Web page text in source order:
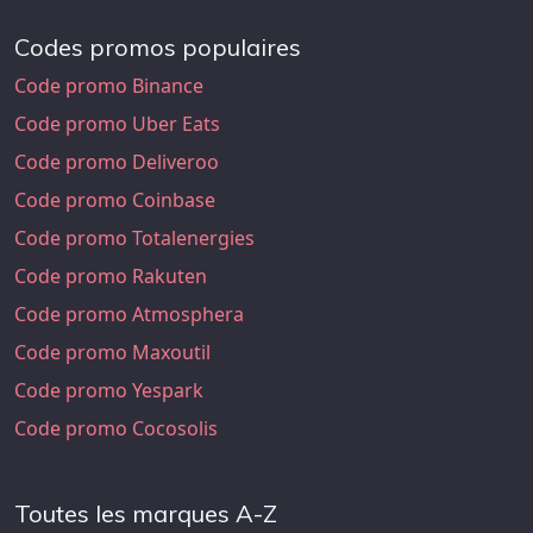
Codes promos populaires
Code promo Binance
Code promo Uber Eats
Code promo Deliveroo
Code promo Coinbase
Code promo Totalenergies
Code promo Rakuten
Code promo Atmosphera
Code promo Maxoutil
Code promo Yespark
Code promo Cocosolis
Toutes les marques A-Z